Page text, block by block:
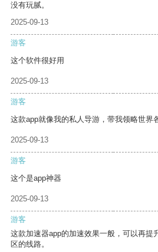
没有玩腻。
2025-09-13
游客
这个软件很好用
2025-09-13
游客
这款app就像我的私人导游，带我领略世界
2025-09-13
游客
这个是app神器
2025-09-13
游客
这款加速器app的加速效果一般，可以再提
区的线路。